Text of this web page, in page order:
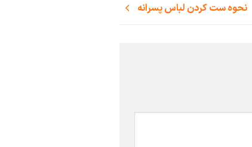
نحوه ست کردن لباس پسرانه